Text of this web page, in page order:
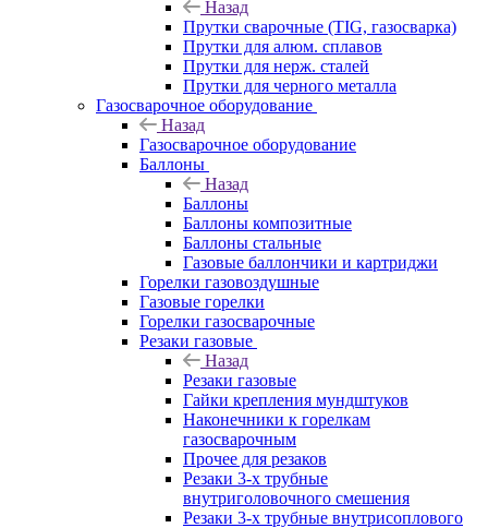
Назад
Прутки сварочные (TIG, газосварка)
Прутки для алюм. сплавов
Прутки для нерж. сталей
Прутки для черного металла
Газосварочное оборудование
Назад
Газосварочное оборудование
Баллоны
Назад
Баллоны
Баллоны композитные
Баллоны стальные
Газовые баллончики и картриджи
Горелки газовоздушные
Газовые горелки
Горелки газосварочные
Резаки газовые
Назад
Резаки газовые
Гайки крепления мундштуков
Наконечники к горелкам
газосварочным
Прочее для резаков
Резаки 3-х трубные
внутриголовочного смешения
Резаки 3-х трубные внутрисоплового